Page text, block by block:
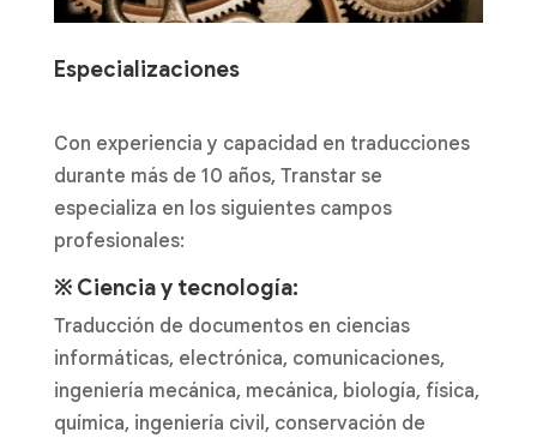
Especializaciones
Con experiencia y capacidad en traducciones
durante más de 10 años, Transtar se
especializa en los siguientes campos
profesionales:
※ Ciencia y tecnología:
Traducción de documentos en ciencias
informáticas, electrónica, comunicaciones,
ingeniería mecánica, mecánica, biología, física,
química, ingeniería civil, conservación de